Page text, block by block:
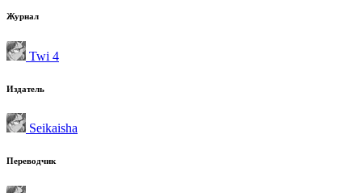
Журнал
Twi 4
Издатель
Seikaisha
Переводчик